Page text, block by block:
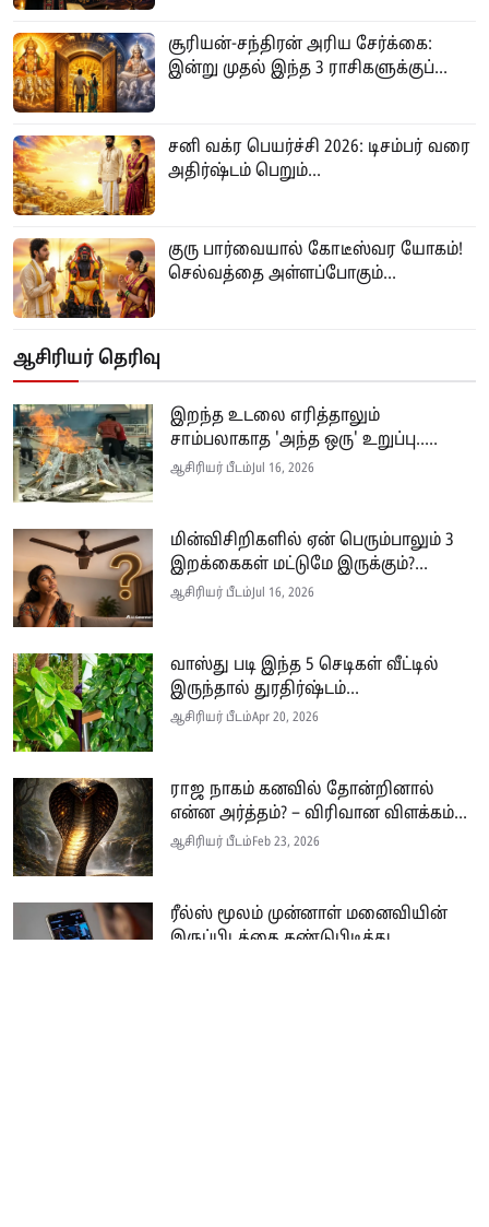
சூரியன்-சந்திரன் அரிய சேர்க்கை:
இன்று முதல் இந்த 3 ராசிகளுக்குப்...
சனி வக்ர பெயர்ச்சி 2026: டிசம்பர் வரை
அதிர்ஷ்டம் பெறும்...
குரு பார்வையால் கோடீஸ்வர யோகம்!
செல்வத்தை அள்ளப்போகும்...
ஆசிரியர் தெரிவு
இறந்த உடலை எரித்தாலும்
சாம்பலாகாத 'அந்த ஒரு' உறுப்பு.....
ஆசிரியர் பீடம் Jul 16, 2026
மின்விசிறிகளில் ஏன் பெரும்பாலும் 3
இறக்கைகள் மட்டுமே இருக்கும்?...
ஆசிரியர் பீடம் Jul 16, 2026
வாஸ்து படி இந்த 5 செடிகள் வீட்டில்
இருந்தால் துரதிர்ஷ்டம்...
ஆசிரியர் பீடம்Apr 20, 2026
ராஜ நாகம் கனவில் தோன்றினால்
என்ன அர்த்தம்? – விரிவான விளக்கம்...
ஆசிரியர் பீடம்Feb 23, 2026
ரீல்ஸ் மூலம் முன்னாள் மனைவியின்
இருப்பிடத்தை கண்டுபிடித்து...